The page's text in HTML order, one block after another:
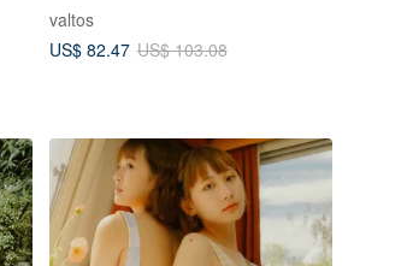
valtos
US$ 82.47 US$ 103.08